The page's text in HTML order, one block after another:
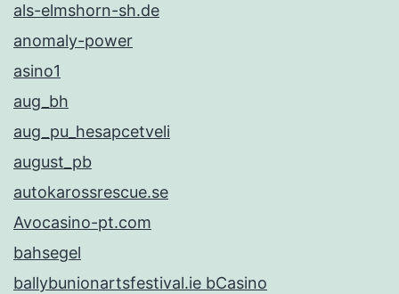
als-elmshorn-sh.de
anomaly-power
asino1
aug_bh
aug_pu_hesapcetveli
august_pb
autokarossrescue.se
Avocasino-pt.com
bahsegel
ballybunionartsfestival.ie bCasino